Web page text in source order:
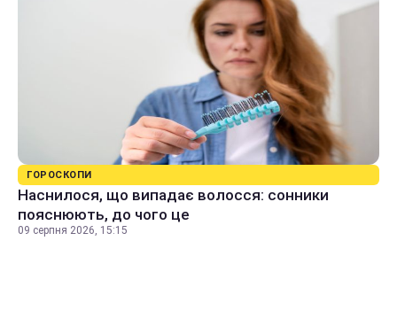
ГОРОСКОПИ
Наснилося, що випадає волосся: сонники
пояснюють, до чого це
09 серпня 2026, 15:15